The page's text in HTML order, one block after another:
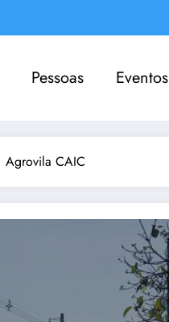
Pessoas Eventos
Agrovila CAIC